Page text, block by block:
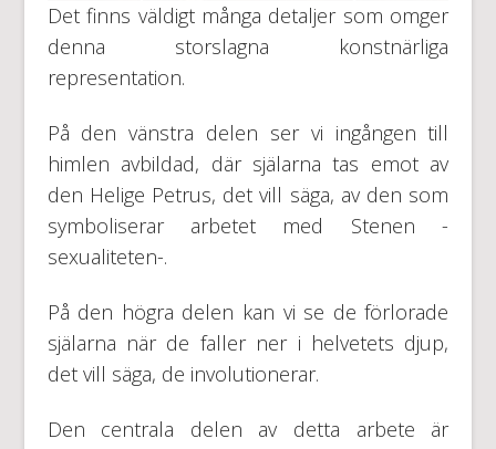
Det finns väldigt många detaljer som omger
denna storslagna konstnärliga
representation.
På den vänstra delen ser vi ingången till
himlen avbildad, där själarna tas emot av
den Helige Petrus, det vill säga, av den som
symboliserar arbetet med Stenen -
sexualiteten-.
På den högra delen kan vi se de förlorade
själarna när de faller ner i helvetets djup,
det vill säga, de involutionerar.
Den centrala delen av detta arbete är